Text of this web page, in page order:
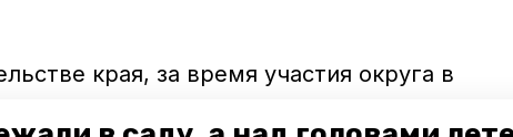
края, за время участия округа в